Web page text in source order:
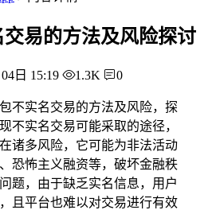
易的方法及风险探讨
日 15:19 1.3K 0
不实名交易的方法及风险，探
不实名交易可能采取的途径，
诸多风险，它可能为非法活动
恐怖主义融资等，破坏金融秩
题，由于缺乏实名信息，用户
且平台也难以对交易进行有效